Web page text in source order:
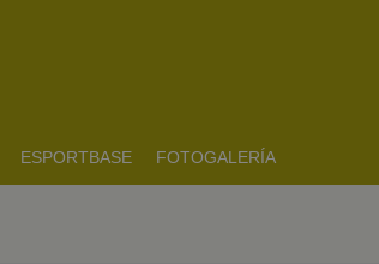
ESPORTBASE FOTOGALERÍA